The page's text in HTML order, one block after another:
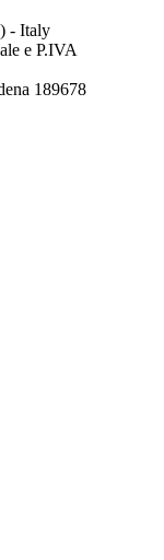
- Italy
e P.IVA
189678